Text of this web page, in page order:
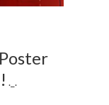
._.